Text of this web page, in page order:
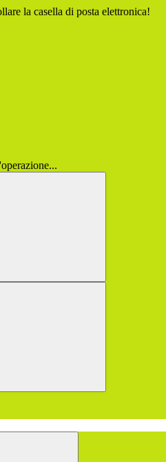
la casella di posta elettronica!